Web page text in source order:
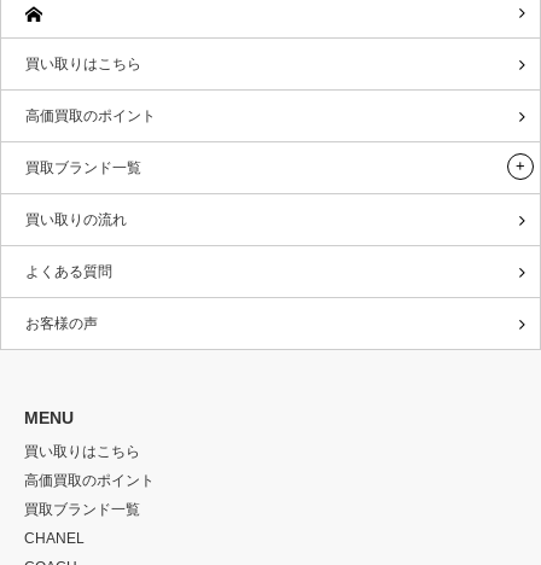
買い取りはこちら
高価買取のポイント
買取ブランド一覧
買い取りの流れ
よくある質問
お客様の声
MENU
買い取りはこちら
高価買取のポイント
買取ブランド一覧
CHANEL